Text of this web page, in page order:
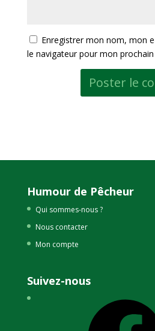
Enregistrer mon nom, mon
le navigateur pour mon
Humour de Pêcheur
Qui sommes-nous ?
Nous contacter
Mon compte
Suivez-nous